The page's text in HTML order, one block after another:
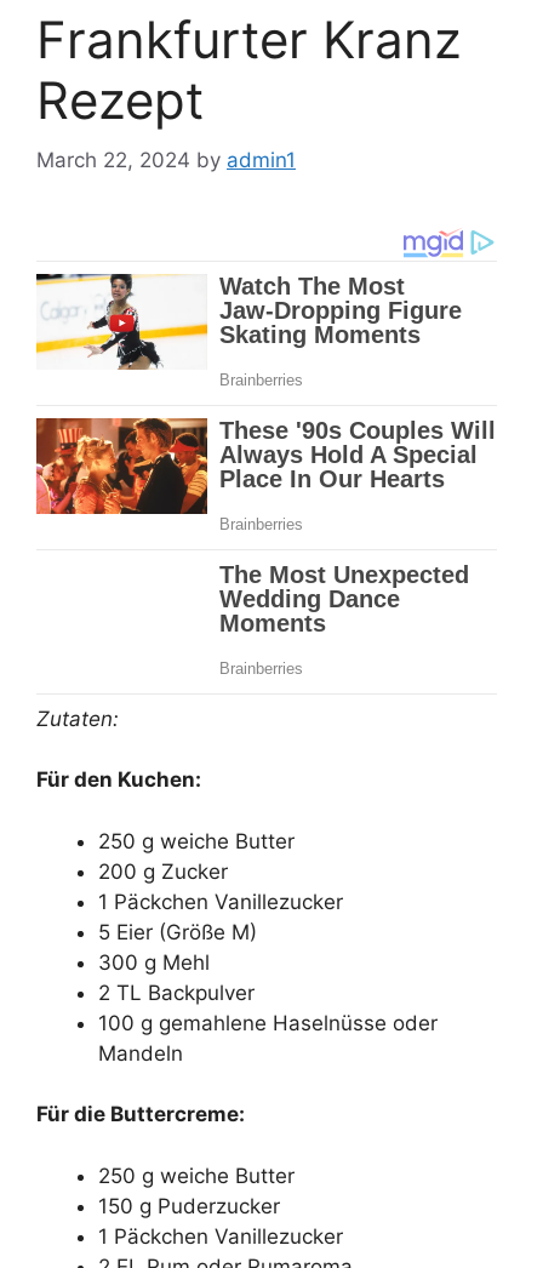
Frankfurter Kranz
Rezept
March 22, 2024 by admin1
Zutaten:
Für den Kuchen:
250 g weiche Butter
200 g Zucker
1 Päckchen Vanillezucker
5 Eier (Größe M)
300 g Mehl
2 TL Backpulver
100 g gemahlene Haselnüsse oder
Mandeln
Für die Buttercreme:
250 g weiche Butter
150 g Puderzucker
1 Päckchen Vanillezucker